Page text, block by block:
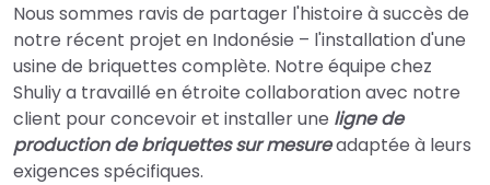
Nous sommes ravis de partager l'histoire à succès de
notre récent projet en Indonésie – l'installation d'une
usine de briquettes complète. Notre équipe chez
Shuliy a travaillé en étroite collaboration avec notre
client pour concevoir et installer une ligne de
production de briquettes sur mesureadaptée à leurs
exigences spécifiques.